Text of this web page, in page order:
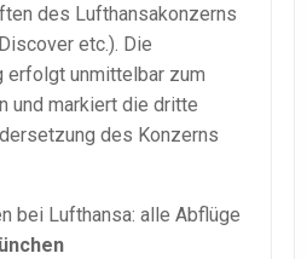
des Lufthansakonzerns
etc.). Die
erfolgt unmittelbar zum
und markiert die dritte
des Konzerns
bei Lufthansa: alle Abflüge